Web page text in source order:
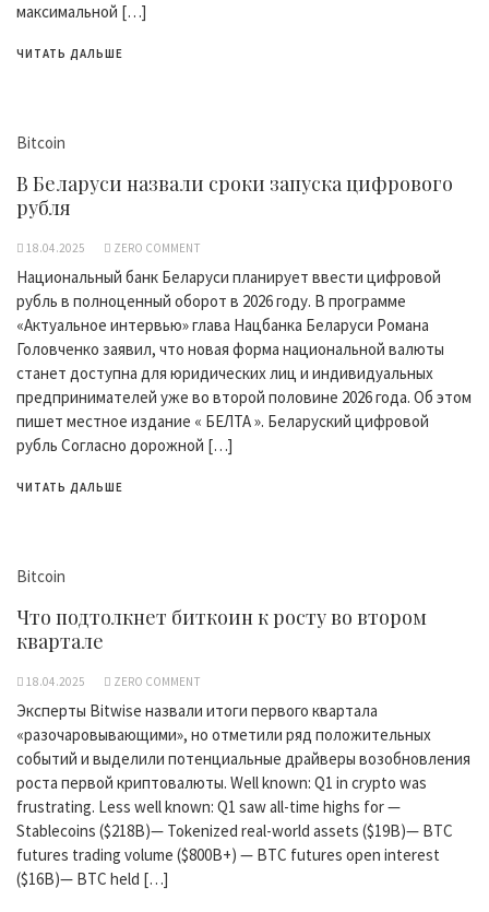
максимальной […]
ЧИТАТЬ ДАЛЬШЕ
Bitcoin
В Беларуси назвали сроки запуска цифрового
рубля
18.04.2025 ZERO COMMENT
Национальный банк Беларуси планирует ввести цифровой
рубль в полноценный оборот в 2026 году. В программе
«Актуальное интервью» глава Нацбанка Беларуси Романа
Головченко заявил, что новая форма национальной валюты
станет доступна для юридических лиц и индивидуальных
предпринимателей уже во второй половине 2026 года. Об этом
пишет местное издание « БЕЛТА ». Беларуский цифровой
рубль Согласно дорожной […]
ЧИТАТЬ ДАЛЬШЕ
Bitcoin
Что подтолкнет биткоин к росту во втором
квартале
18.04.2025 ZERO COMMENT
Эксперты Bitwise назвали итоги первого квартала
«разочаровывающими», но отметили ряд положительных
событий и выделили потенциальные драйверы возобновления
роста первой криптовалюты. Well known: Q1 in crypto was
frustrating. Less well known: Q1 saw all-time highs for —
Stablecoins ($218B)— Tokenized real-world assets ($19B)— BTC
futures trading volume ($800B+) — BTC futures open interest
($16B)— BTC held […]